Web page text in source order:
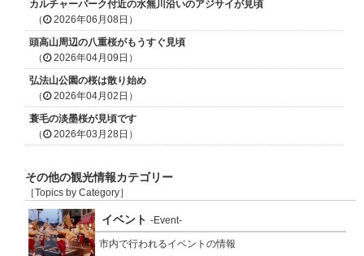
カルチャーパーク付近の水無川沿いのアジサイが見頃
（
2026年06月08日）
頭高山周辺の八重桜がもうすぐ見頃
（
2026年04月09日）
弘法山公園の桜は散り始め
（
2026年04月02日）
蓑毛の淡墨桜が見頃です
（
2026年03月28日）
その他の観光情報カテゴリー
［Topics by Category］
イベント -Event-
市内で行われるイベントの情報